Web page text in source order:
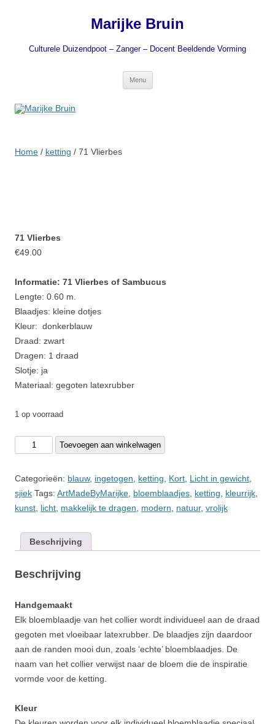
Marijke Bruin
Culturele Duizendpoot – Zanger – Docent Beeldende Vorming
Menu
Home / ketting / 71 Vlierbes
71 Vlierbes
€49.00
Informatie: 71 Vlierbes of Sambucus
Lengte: 0.60 m.
Blaadjes: kleine dotjes
Kleur: donkerblauw
Draad: zwart
Dragen: 1 draad
Slotje: ja
Materiaal: gegoten latexrubber
1 op voorraad
Toevoegen aan winkelwagen
Categorieën: blauw, ingetogen ketting Kort Licht in gewicht
sjiek Tags: ArtMadeByMarijke bloemblaadjes ketting kleurrijk
kunst licht makkelijk te dragen modern natuur, vrolijk
Beschrijving
Beschrijving
Handgemaakt
Elk bloemblaadje van het collier wordt individueel aan de draad
gegoten met vloeibaar latexrubber. De blaadjes zijn daardoor
aan de randen mooi dun, zoals ‘echte’ bloemblaadjes. De
naam van het collier verwijst naar de bloem die de inspiratie
vormde voor de ketting.
Kleur